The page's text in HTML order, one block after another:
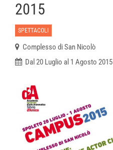
2015
SPETTACOLI
Complesso di San Nicolò
Dal 20 Luglio al 1 Agosto 2015